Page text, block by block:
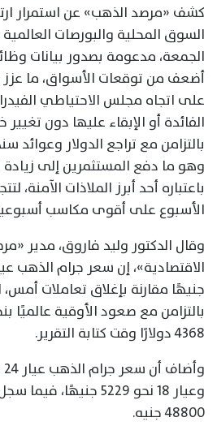
كشف «مرصد الذهب» عن استمرار
السوق المحلية والبورصات
الجمعة، مدعومة بصدور بيانات
أضعف من توقعات الأسواق، ما عزز
على اتجاه مجلس الاحتياطي
الفائدة أو الإبقاء عليها دون تغيير
بالتزامن مع تراجع الدولار وعوائد
وهو ما دفع المستثمرين إلى زيادة
باعتباره أحد أبرز الملاذات الآمنة،
الأسبوع على أقوى مكاسب
وقال الدكتور وليد فاروق، مدير
4368 دولارًا وقت كتابة التقرير.
وعيار 18 نحو 5229
48800 جنيه.